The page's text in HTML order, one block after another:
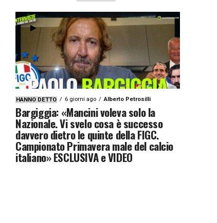
HANNO DETTO 6 giorni ago Alberto Petrosilli
Bargiggia: «Mancini voleva solo la
Nazionale. Vi svelo cosa è successo
davvero dietro le quinte della FIGC.
Campionato Primavera male del calcio
italiano» ESCLUSIVA e VIDEO